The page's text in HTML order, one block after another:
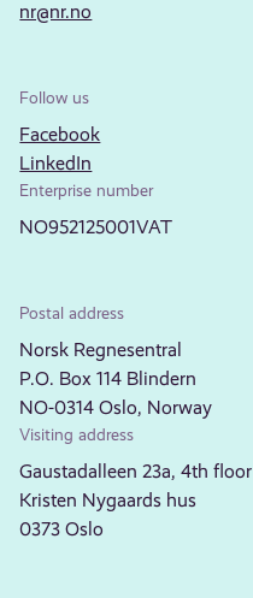
nr@nr.no
Follow us
Facebook
LinkedIn
Enterprise number
NO952125001VAT
Postal address
Norsk Regnesentral
P.O. Box 114 Blindern
NO-0314 Oslo, Norway
Visiting address
Gaustadalleen 23a, 4th floor
Kristen Nygaards hus
0373 Oslo